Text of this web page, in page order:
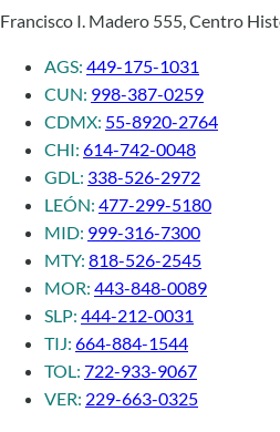
Francisco I. Madero 555, Centro
AGS: 449-175-1031
CUN: 998-387-0259
CDMX: 55-8920-2764
CHI: 614-742-0048
GDL: 338-526-2972
LEÓN: 477-299-5180
MID: 999-316-7300
MTY: 818-526-2545
MOR: 443-848-0089
SLP: 444-212-0031
TIJ: 664-884-1544
TOL: 722-933-9067
VER: 229-663-0325